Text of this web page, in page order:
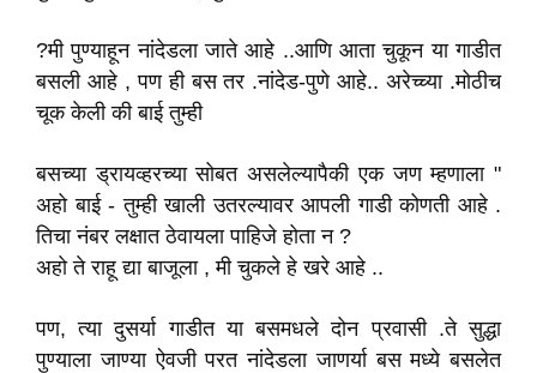
?मी पुण्याहून नांदेडला जाते आहे ..आणि आता चुकून या गाडीत
बसली आहे , पण ही बस तर .नांदेड-पुणे आहे.. अरेच्च्या .मोठीच
चूक केली की बाई तुम्ही
बसच्या ड्रायव्हरच्या सोबत असलेल्यापैकी एक जण म्हणाला "
अहो बाई - तुम्ही खाली उतरल्यावर आपली गाडी कोणती आहे .
तिचा नंबर लक्षात ठेवायला पाहिजे होता न ?
अहो ते राहू द्या बाजूला , मी चुकले हे खरे आहे ..
पण, त्या दुसर्या गाडीत या बसमधले दोन प्रवासी .ते सुद्धा
पुण्याला जाण्या ऐवजी परत नांदेडला जाणर्या बस मध्ये बसलेत